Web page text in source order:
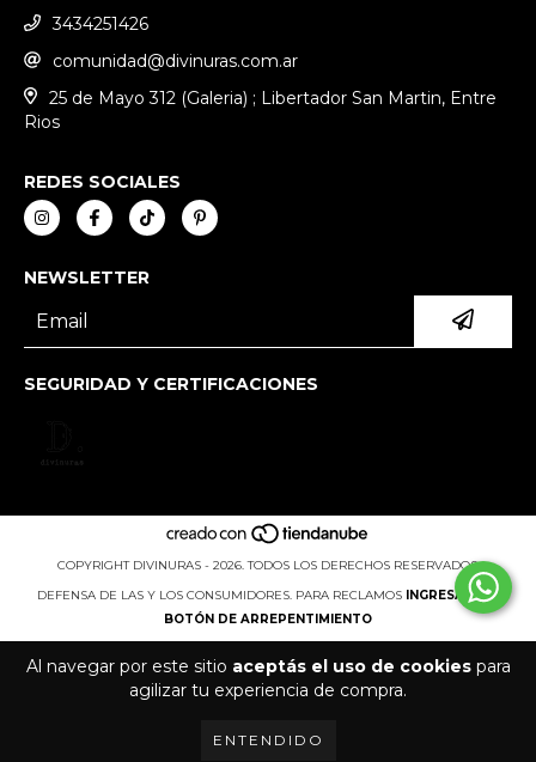
Al navegar por este sitio aceptás el uso de cookiespara
agilizar tu experiencia de compra.
ENTENDIDO
3434251426
comunidad@divinuras.com.ar
25 de Mayo 312 (Galeria) ; Libertador San Martin, Entre
Rios
REDES SOCIALES
NEWSLETTER
SEGURIDAD Y CERTIFICACIONES
COPYRIGHT DIVINURAS - 2026. TODOS LOS DERECHOS RESERVADOS.
DEFENSA DE LAS Y LOS CONSUMIDORES. PARA RECLAMOS INGRESÁ ACÁ.
BOTÓN DE ARREPENTIMIENTO